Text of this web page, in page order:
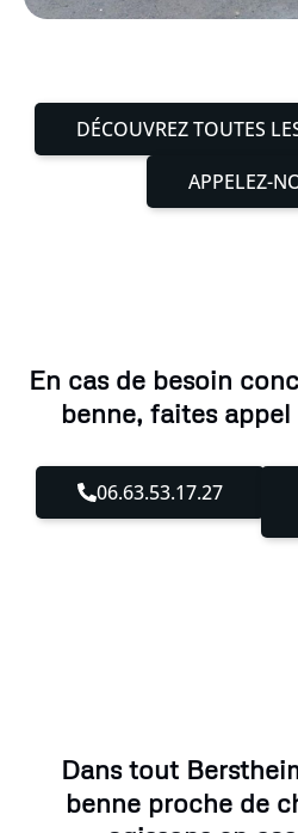
DÉCOUVREZ TOUTES
APPELEZ-
En cas de besoin
benne, faites appel
06.63.53.17.27
Dans tout
benne proche de